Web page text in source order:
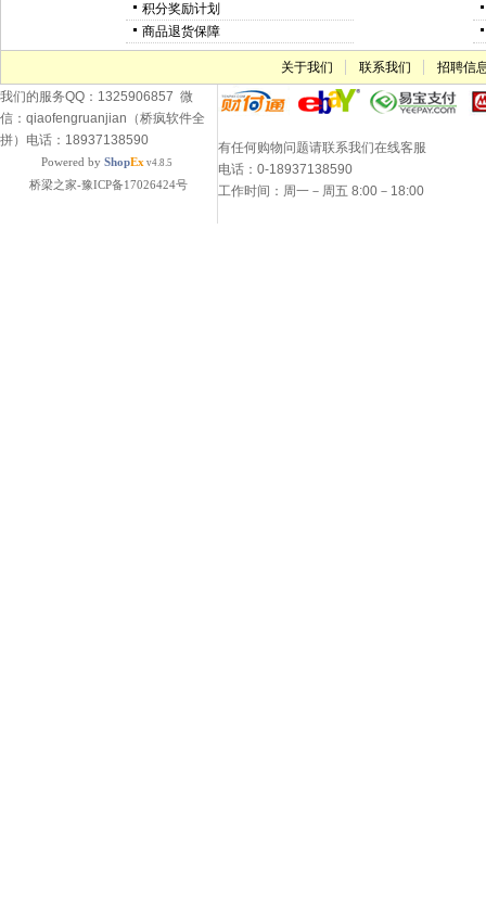
积分奖励计划
商品退货保障
关于我们 联系我们
招聘信
我们的服务QQ：1325906857 微
信：qiaofengruanjian（桥疯软件全
拼）电话：18937138590
Powered by ShopEx v4.8.5
桥梁之家-豫ICP备17026424号
有任何购物问题请联系我们在线客服
电话：0-18937138590
工作时间：周一－周五 8:00－18:00